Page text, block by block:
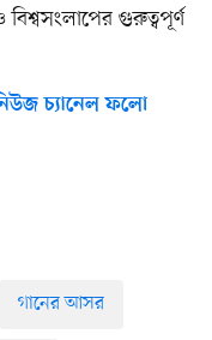
গুরুত্বপূর্ণ
চ্যানেল ফলো
গানের আসর